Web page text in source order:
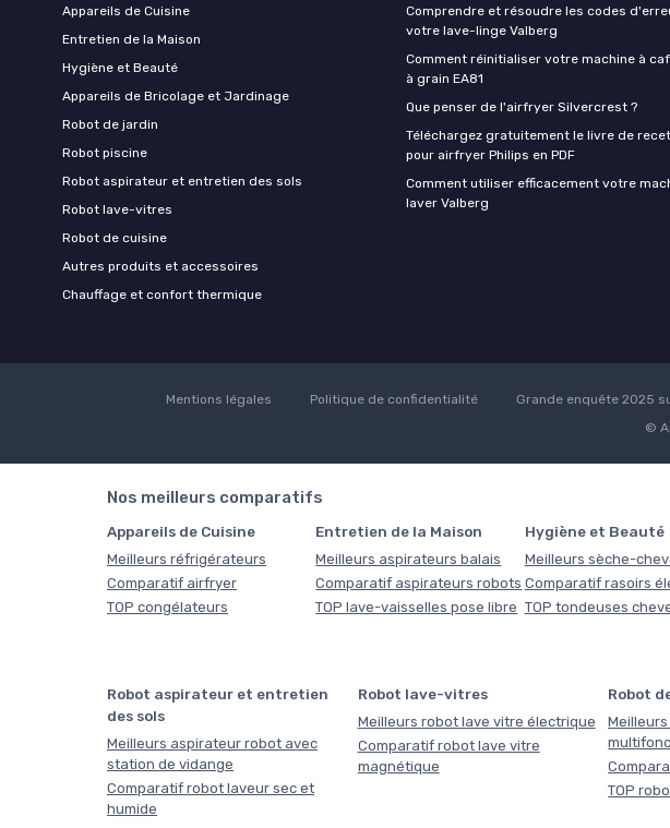
Appareils de Cuisine
Entretien de la Maison
Hygiène et Beauté
Appareils de Bricolage et Jardinage
Robot de jardin
Robot piscine
Robot aspirateur et entretien des sols
Robot lave-vitres
Robot de cuisine
Autres produits et accessoires
Chauffage et confort thermique
Comprendre et résoudre les codes
votre lave-linge Valberg
Comment réinitialiser votre machine à
à grain EA81
Que penser de l'airfryer Silvercrest ?
Téléchargez gratuitement le livre de
pour airfryer Philips en PDF
Comment utiliser efficacement votre
laver Valberg
Mentions légales Politique de confidentialité Grande enquête 2025
©
Nos meilleurs comparatifs
Appareils de Cuisine
Meilleurs réfrigérateurs
Comparatif airfryer
TOP congélateurs
Entretien de la Maison
Meilleurs aspirateurs balais
Comparatif aspirateurs robots
TOP lave-vaisselles pose libre
Hygiène et Beauté
Meilleurs sèche-
Comparatif rasoirs
TOP tondeuses
Robot aspirateur et entretien
des sols
Meilleurs aspirateur robot avec
station de vidange
Comparatif robot laveur sec et
humide
Robot lave-vitres
Meilleurs robot lave vitre électrique
Comparatif robot lave vitre
magnétique
Robot
TOP